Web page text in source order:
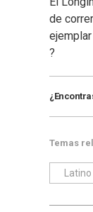
de
?
Temas
Latino